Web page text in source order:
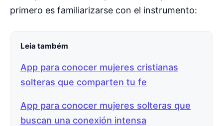
primero es familiarizarse con el instrumento:
Leia também
App para conocer mujeres cristianas
solteras que comparten tu fe
App para conocer mujeres solteras que
buscan una conexión intensa